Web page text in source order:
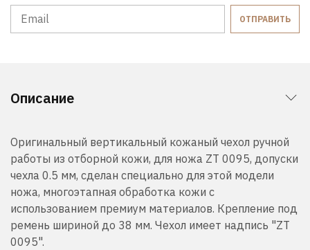
ОТПРАВИТЬ
Описание
Оригинальный вертикальный кожаный чехол ручной
работы из отборной кожи, для ножа ZT 0095, допуски
чехла 0.5 мм, сделан специально для этой модели
ножа, многоэтапная обработка кожи с
использованием премиум материалов. Крепление под
ремень шириной до 38 мм. Чехол имеет надпись "ZT
0095".